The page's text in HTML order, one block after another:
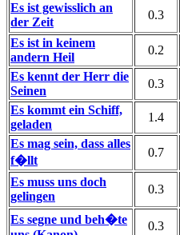
Es ist gewisslich an
der Zeit
0.3
Es ist in keinem
andern Heil
0.2
Es kennt der Herr die
Seinen
0.3
Es kommt ein Schiff,
geladen
1.4
Es mag sein, dass alles
f�llt
0.7
Es muss uns doch
gelingen
0.3
Es segne und beh�te
0.3